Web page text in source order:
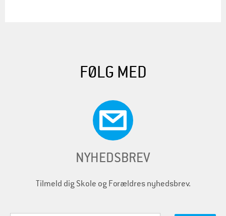
FØLG MED
NYHEDSBREV
Tilmeld dig Skole og Forældres nyhedsbrev.